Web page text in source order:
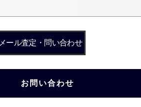
メール査定・問い合わせ
お問い合わせ